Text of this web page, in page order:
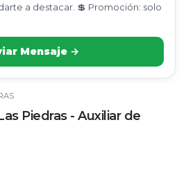
a destacar. 💲 Promoción: solo
Mensaje →
Piedras - Auxiliar de